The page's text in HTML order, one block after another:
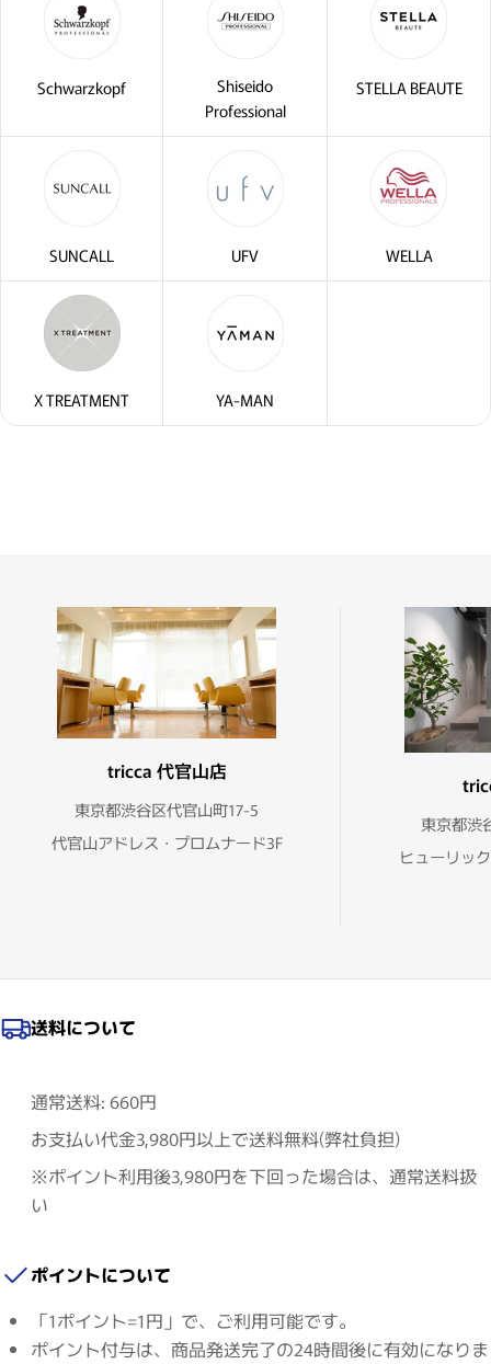
Schwarzkopf
Shiseido
Professional
STELLA BEAUTE
SUNCALL UFV WELLA
X TREATMENT YA-MAN
tricca 代官山店
東京都渋谷区代官山町17-5
代官山アドレス・プロムナード3F
東京都渋
ヒューリッ
送料について
通常送料: 660円
お支払い代金3,980円以上で送料無料(弊社負担)
※ポイント利用後3,980円を下回った場合は、通常送料扱
い
ポイントについて
「1ポイント=1円」で、ご利用可能です。
ポイント付与は、商品発送完了の24時間後に有効になりま